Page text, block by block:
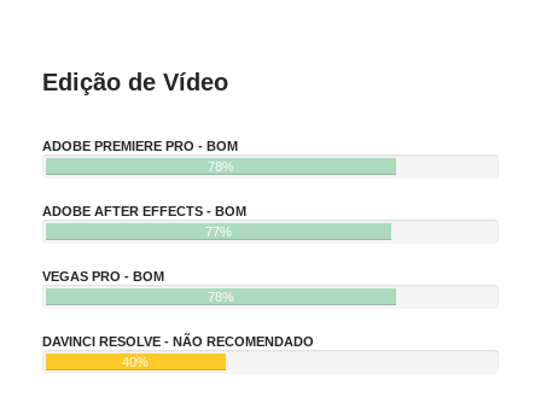
Edição de Vídeo
ADOBE PREMIERE PRO - BOM
78%
ADOBE AFTER EFFECTS - BOM
77%
VEGAS PRO - BOM
78%
DAVINCI RESOLVE - NÃO RECOMENDADO
40%